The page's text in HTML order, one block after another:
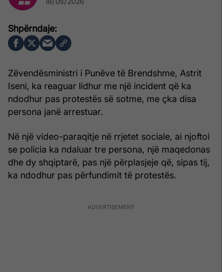
Zëvendësministri i Punëve të Brendshme, Astrit
Iseni, ka reaguar lidhur me një incident që ka
ndodhur pas protestës së sotme, me çka disa
persona janë arrestuar.
Në një video-paraqitje në rrjetet sociale, ai njoftoi
se policia ka ndaluar tre persona, një maqedonas
dhe dy shqiptarë, pas një përplasjeje që, sipas tij,
ka ndodhur pas përfundimit të protestës.